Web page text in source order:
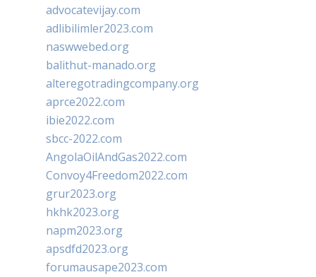
advocatevijay.com
adlibilimler2023.com
naswwebed.org
balithut-manado.org
alteregotradingcompany.org
aprce2022.com
ibie2022.com
sbcc-2022.com
AngolaOilAndGas2022.com
Convoy4Freedom2022.com
grur2023.org
hkhk2023.org
napm2023.org
apsdfd2023.org
forumausape2023.com